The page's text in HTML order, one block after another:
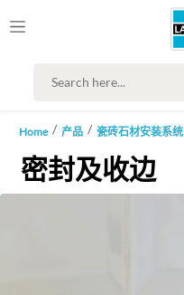
Home 产品 瓷砖石材安装系统
密封及收边